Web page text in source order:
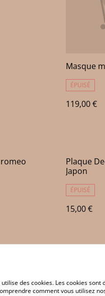
Masque
ÉPUISÉ
119,00 €
Plaque
Japon
ÉPUISÉ
15,00 €
des cookies. Les cookies sont
comment vous utilisez